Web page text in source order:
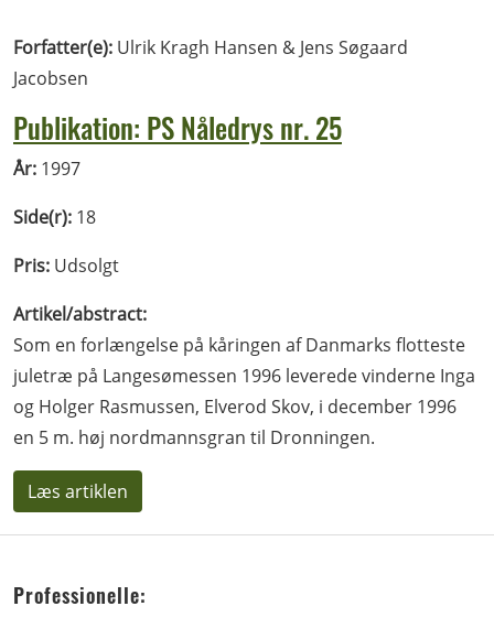
Forfatter(e): Ulrik Kragh Hansen & Jens Søgaard
Jacobsen
Publikation: PS Nåledrys nr. 25
År: 1997
Side(r): 18
Pris: Udsolgt
Artikel/abstract:
Som en forlængelse på kåringen af Danmarks flotteste
juletræ på Langesømessen 1996 leverede vinderne Inga
og Holger Rasmussen, Elverod Skov, i december 1996
en 5 m. høj nordmannsgran til Dronningen.
Læs artiklen
Professionelle: